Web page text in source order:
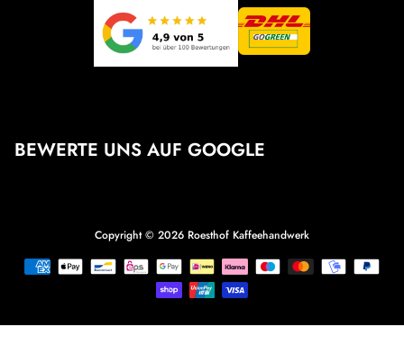
BEWERTE UNS AUF GOOGLE
Copyright © 2026 Roesthof Kaffeehandwerk
Zahlungsmethoden